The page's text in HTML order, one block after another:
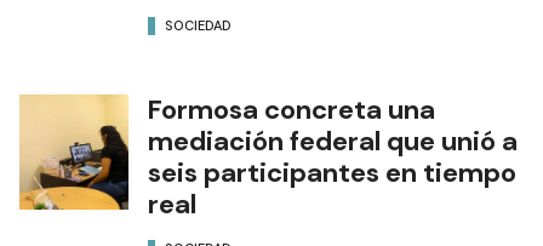
SOCIEDAD
Formosa concreta una
mediación federal que unió a
seis participantes en tiempo
real